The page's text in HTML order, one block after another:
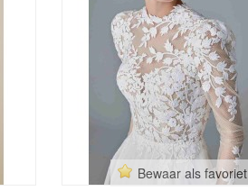
Bewaar als favoriet